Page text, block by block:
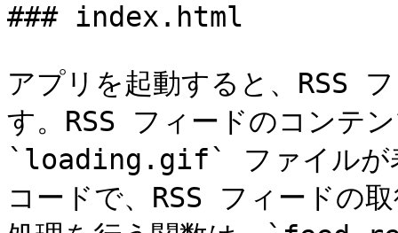
### index.html
アプリを起動すると、RSS
す。RSS フィードのコンテ
`loading.gif` ファイルが
コードで、RSS フィードの